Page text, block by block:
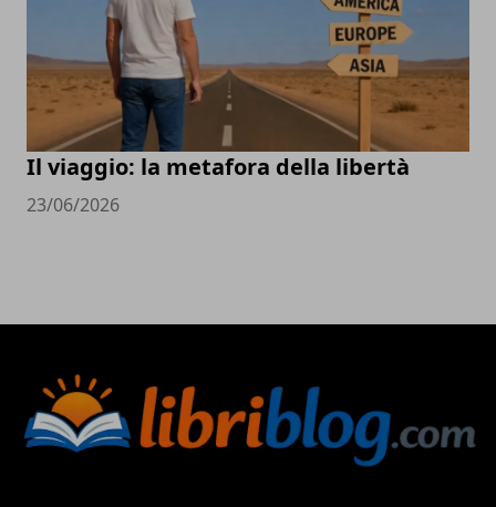
Il viaggio: la metafora della libertà
23/06/2026